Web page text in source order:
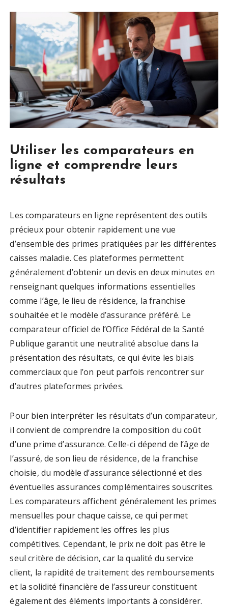
Utiliser les comparateurs en
ligne et comprendre leurs
résultats
Les comparateurs en ligne représentent des outils
précieux pour obtenir rapidement une vue
d’ensemble des primes pratiquées par les différentes
caisses maladie. Ces plateformes permettent
généralement d’obtenir un devis en deux minutes en
renseignant quelques informations essentielles
comme l’âge, le lieu de résidence, la franchise
souhaitée et le modèle d’assurance préféré. Le
comparateur officiel de l’Office Fédéral de la Santé
Publique garantit une neutralité absolue dans la
présentation des résultats, ce qui évite les biais
commerciaux que l’on peut parfois rencontrer sur
d’autres plateformes privées.
Pour bien interpréter les résultats d’un comparateur,
il convient de comprendre la composition du coût
d’une prime d’assurance. Celle-ci dépend de l’âge de
l’assuré, de son lieu de résidence, de la franchise
choisie, du modèle d’assurance sélectionné et des
éventuelles assurances complémentaires souscrites.
Les comparateurs affichent généralement les primes
mensuelles pour chaque caisse, ce qui permet
d’identifier rapidement les offres les plus
compétitives. Cependant, le prix ne doit pas être le
seul critère de décision, car la qualité du service
client, la rapidité de traitement des remboursements
et la solidité financière de l’assureur constituent
également des éléments importants à considérer.